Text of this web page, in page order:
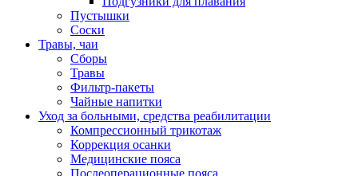
Пустышки
Соски
Травы, чаи
Сборы
Травы
Фильтр-пакеты
Чайные напитки
Уход за больными, средства реабилитации
Компрессионный трикотаж
Коррекция осанки
Медицинские пояса
Послеоперационные пояса